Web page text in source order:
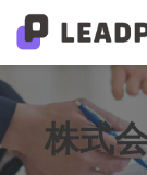
株式